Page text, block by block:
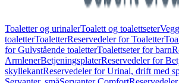
Toaletter og urinalerToalett og toalettseter
toaletterToaletterReservedeler for Toaletter
for Gulvstående toaletterToalettseter for barn
ArmlenerBetjeningsplaterReservedeler for
skyllekantReservedeler for Urinal, drift med